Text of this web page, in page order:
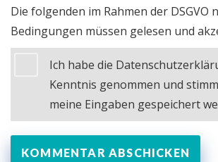
Die folgenden im Rahmen der DSGVO
Bedingungen müssen gelesen und
Ich habe die
Kenntnis genommen und
meine Eingaben gespeichert